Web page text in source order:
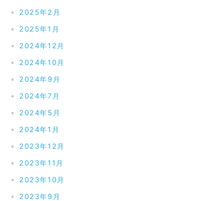
2025年2月
2025年1月
2024年12月
2024年10月
2024年9月
2024年7月
2024年5月
2024年1月
2023年12月
2023年11月
2023年10月
2023年9月